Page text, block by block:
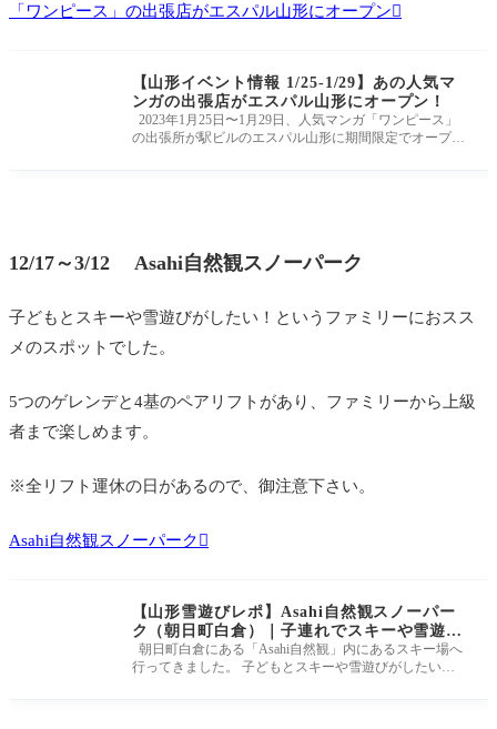
「ワンピース」の出張店がエスパル山形にオープン
【山形イベント情報 1/25-1/29】あの人気マ
ンガの出張店がエスパル山形にオープン！
2023年1月25日〜1月29日、人気マンガ「ワンピース」
の出張所が駅ビルのエスパル山形に期間限定でオープン
12/17～3/12 Asahi自然観スノーパーク
子どもとスキーや雪遊びがしたい！というファミリーにおスス
メのスポットでした。
5つのゲレンデと4基のペアリフトがあり、ファミリーから上級
者まで楽しめます。
※全リフト運休の日があるので、御注意下さい。
Asahi自然観スノーパーク
【山形雪遊びレポ】Asahi自然観スノーパー
ク（朝日町白倉）｜子連れでスキーや雪遊び
におすすめのスポット
朝日町白倉にある「Asahi自然観」内にあるスキー場へ
行ってきました。 子どもとスキーや雪遊びがしたい！